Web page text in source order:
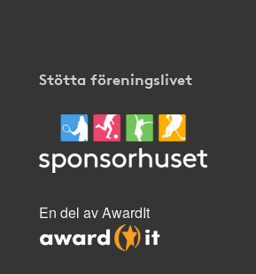
Stötta föreningslivet
En del av AwardIt